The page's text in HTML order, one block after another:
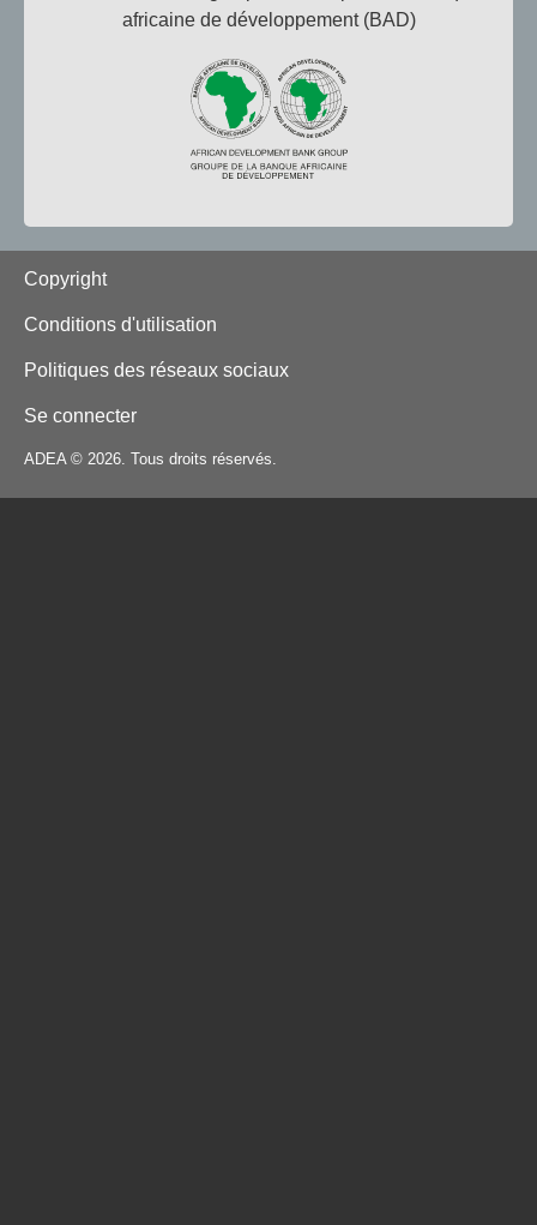
africaine de développement (BAD)
Footer
Copyright
Conditions d'utilisation
Politiques des réseaux sociaux
Se connecter
ADEA © 2026. Tous droits réservés.